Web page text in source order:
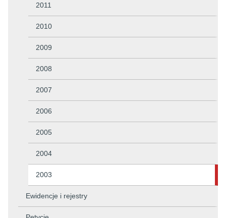
2011
2010
2009
2008
2007
2006
2005
2004
2003
Ewidencje i rejestry